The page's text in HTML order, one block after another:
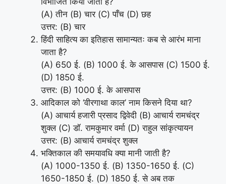
(A) तीन (B) चार (C) पाँच (D) छह
उत्तर: (B) चार
हिंदी साहित्य का इतिहास सामान्यतः कब से आरंभ माना
जाता है?
(A) 650 ई. (B) 1000 ई. के आसपास (C) 1500 ई.
(D) 1850 ई.
उत्तर: (B) 1000 ई. के आसपास
आदिकाल को ‘वीरगाथा काल’ नाम किसने दिया था?
(A) आचार्य हजारी प्रसाद द्विवेदी (B) आचार्य रामचंद्र
शुक्ल (C) डॉ. रामकुमार वर्मा (D) राहुल सांकृत्यायन
उत्तर: (B) आचार्य रामचंद्र शुक्ल
भक्तिकाल की समयावधि क्या मानी जाती है?
(A) 1000-1350 ई. (B) 1350-1650 ई. (C)
1650-1850 ई. (D) 1850 ई. से अब तक